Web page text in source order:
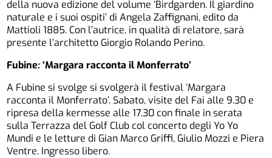
della nuova edizione del volume ‘Birdgarden. Il giardino
naturale e i suoi ospiti’ di Angela Zaffignani, edito da
Mattioli 1885. Con l’autrice, in qualità di relatore, sarà
presente l’architetto Giorgio Rolando Perino.
Fubine: ‘Margara racconta il Monferrato’
A Fubine si svolge si svolgerà il festival ‘Margara
racconta il Monferrato’. Sabato, visite del Fai alle 9.30 e
ripresa della kermesse alle 17.30 con finale in serata
sulla Terrazza del Golf Club col concerto degli Yo Yo
Mundi e le letture di Gian Marco Griffi, Giulio Mozzi e Piera
Ventre. Ingresso libero.